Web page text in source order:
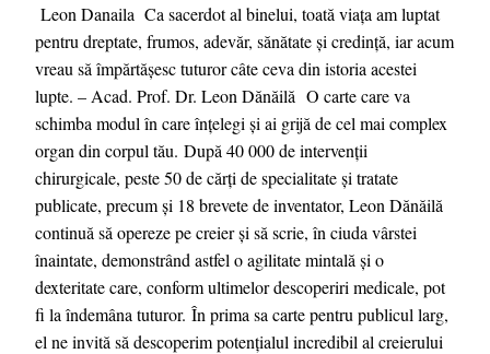
Leon Danaila Ca sacerdot al binelui, toată viața am luptat
pentru dreptate, frumos, adevăr, sănătate și credință, iar acum
vreau să împărtășesc tuturor câte ceva din istoria acestei
lupte. – Acad. Prof. Dr. Leon Dănăilă O carte care va
schimba modul în care înţelegi și ai grijă de cel mai complex
organ din corpul tău. După 40 000 de intervenții
chirurgicale, peste 50 de cărți de specialitate și tratate
publicate, precum și 18 brevete de inventator, Leon Dănăilă
continuă să opereze pe creier și să scrie, în ciuda vârstei
înaintate, demonstrând astfel o agilitate mintală și o
dexteritate care, conform ultimelor descoperiri medicale, pot
fi la îndemâna tuturor. În prima sa carte pentru publicul larg,
el ne invită să descoperim potențialul incredibil al creierului